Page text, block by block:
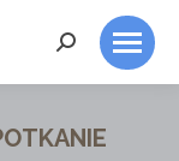
Search: